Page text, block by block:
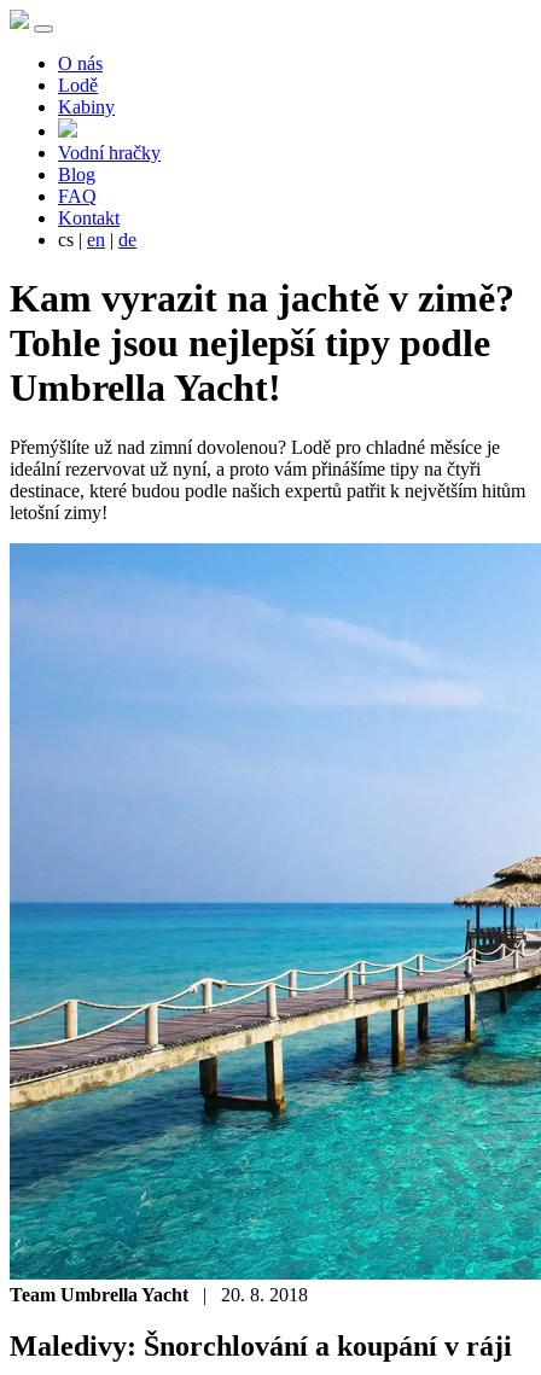
O nás
Lodě
Kabiny
Vodní hračky
Blog
FAQ
Kontakt
cs | en | de
Kam vyrazit na jachtě v zimě?
Tohle jsou nejlepší tipy podle
Umbrella Yacht!
Přemýšlíte už nad zimní dovolenou? Lodě pro chladné měsíce je
ideální rezervovat už nyní, a proto vám přinášíme tipy na čtyři
destinace, které budou podle našich expertů patřit k největším hitům
letošní zimy!
Team Umbrella Yacht | 20. 8. 2018
Maledivy: Šnorchlování a koupání v ráji